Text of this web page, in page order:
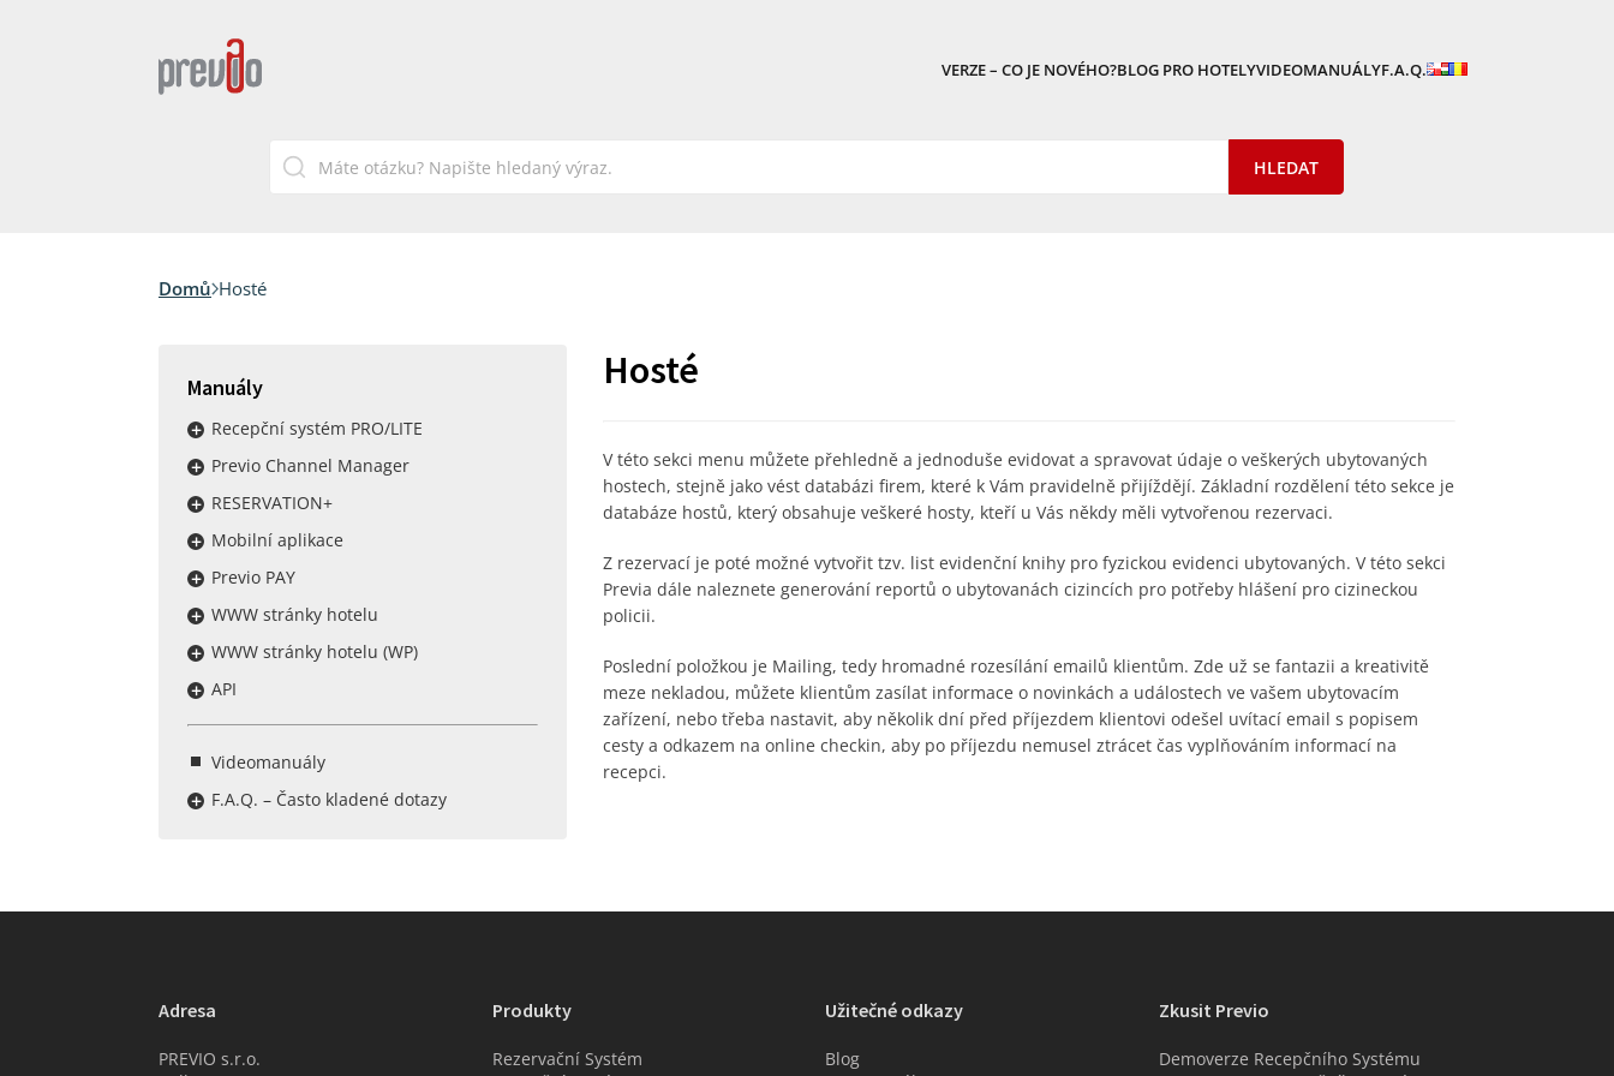
VERZE – CO JE NOVÉHO?BLOG PRO HOTELYVIDEOMANUÁLYF.A.Q.
Domů Hosté
Manuály
Recepční systém PRO/LITE
Previo Channel Manager
RESERVATION+
Mobilní aplikace
Previo PAY
WWW stránky hotelu
WWW stránky hotelu (WP)
API
Videomanuály
F.A.Q. – Často kladené dotazy
Hosté
V této sekci menu můžete přehledně a jednoduše evidovat a spravovat údaje o veškerých ubytovaných
hostech, stejně jako vést databázi firem, které k Vám pravidelně přijíždějí. Základní rozdělení této sekce je
databáze hostů, který obsahuje veškeré hosty, kteří u Vás někdy měli vytvořenou rezervaci.
Z rezervací je poté možné vytvořit tzv. list evidenční knihy pro fyzickou evidenci ubytovaných. V této sekci
Previa dále naleznete generování reportů o ubytovanách cizincích pro potřeby hlášení pro cizineckou
policii.
Poslední položkou je Mailing, tedy hromadné rozesílání emailů klientům. Zde už se fantazii a kreativitě
meze nekladou, můžete klientům zasílat informace o novinkách a událostech ve vašem ubytovacím
zařízení, nebo třeba nastavit, aby několik dní před příjezdem klientovi odešel uvítací email s popisem
cesty a odkazem na online checkin, aby po příjezdu nemusel ztrácet čas vyplňováním informací na
recepci.
Adresa
PREVIO s.r.o.
Produkty
Rezervační Systém
Užitečné odkazy
Blog
Zkusit Previo
Demoverze Recepčního Systému